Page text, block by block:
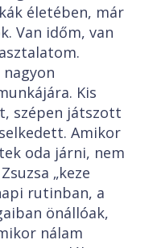
életében, már
Van időm, van
Kis
szépen játszott
Amikor
oda járni, nem
„keze
rutinban, a
önállóak,
nálam